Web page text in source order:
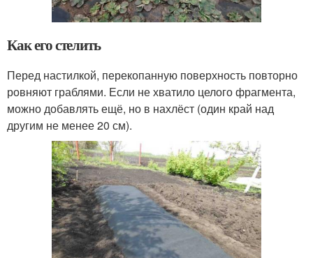
Как его стелить
Перед настилкой, перекопанную поверхность повторно
ровняют граблями. Если не хватило целого фрагмента,
можно добавлять ещё, но в нахлёст (один край над
другим не менее 20 см).